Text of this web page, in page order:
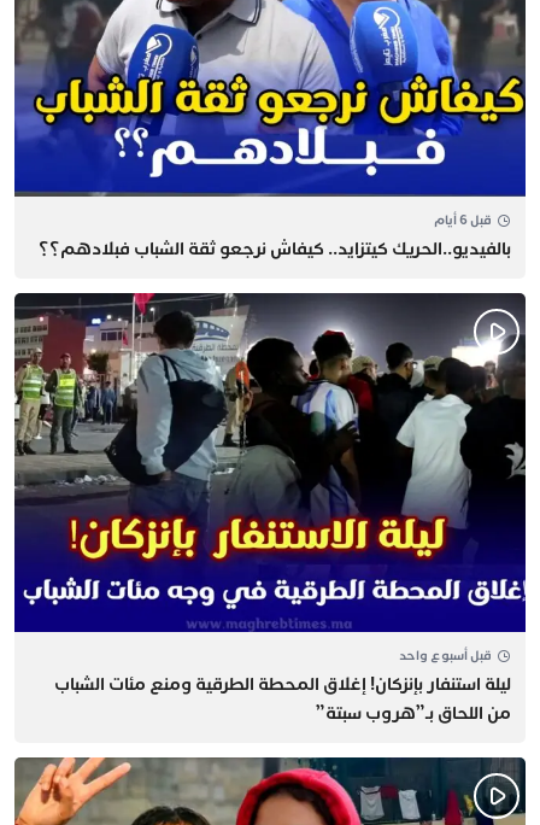
قبل 6 أيام
بالفيديو..الحريك كيتزايد.. كيفاش نرجعو ثقة الشباب فبلادهم؟؟
قبل أسبوع واحد
​ليلة استنفار بإنزكان! إغلاق المحطة الطرقية ومنع مئات الشباب
من اللحاق بـ”هروب سبتة”